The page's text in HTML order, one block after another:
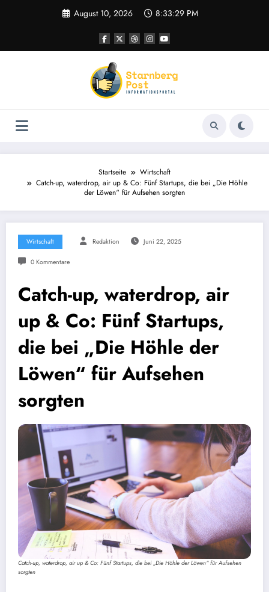
August 10, 2026 8:33:30 PM
Startseite
Wirtschaft
Catch-up, waterdrop, air up & Co: Fünf Startups, die bei „Die Höhle
der Löwen“ für Aufsehen sorgten
Wirtschaft Redaktion Juni 22, 2025
0 Kommentare
Catch-up, waterdrop, air
up & Co: Fünf Startups,
die bei „Die Höhle der
Löwen“ für Aufsehen
sorgten
Catch-up, waterdrop, air up & Co: Fünf Startups, die bei „Die Höhle der Löwen“ für Aufsehen
sorgten